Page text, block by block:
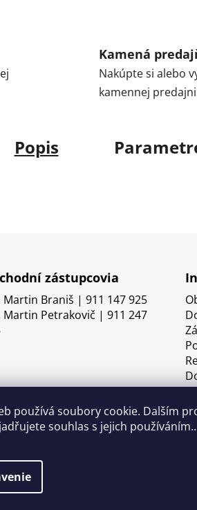
používá soubory cookie. Dalším
souhlas s jejich
Kamená
Nakúpte si alebo
kamennej
Popis
zástupcovia
Martin Braniš | 911 147 925
Martin Petrakovič | 911 247